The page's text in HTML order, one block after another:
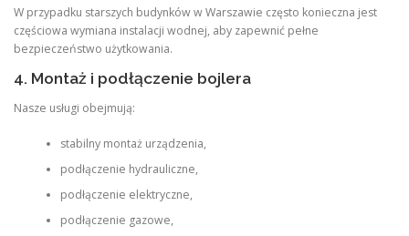
W przypadku starszych budynków w Warszawie często konieczna jest
częściowa wymiana instalacji wodnej, aby zapewnić pełne
bezpieczeństwo użytkowania.
4. Montaż i podłączenie bojlera
Nasze usługi obejmują:
stabilny montaż urządzenia,
podłączenie hydrauliczne,
podłączenie elektryczne,
podłączenie gazowe,